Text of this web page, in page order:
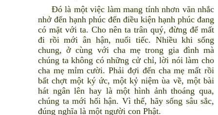
Đó là một việc làm mang tính nhơn văn nhắc
nhở đến hạnh phúc đến điều kiện hạnh phúc đang
có mặt với ta. Cho nên ta trân quý, đừng để mất
đi rồi mới ân hận, nuối tiếc. Nhiều khi sống
chung, ở cùng với cha mẹ trong gia đình mà
chúng ta không có những cử chỉ, lời nói làm cho
cha mẹ mỉm cười. Phải đợi đến cha mẹ mất rồi
bất chợt một ký ức, một kỷ niệm ùa về, một bài
hát ngân lên hay là một hình ảnh thoáng qua,
chúng ta mới hối hận. Vì thế, hãy sống sâu sắc,
đúng nghĩa là một người con Phật.